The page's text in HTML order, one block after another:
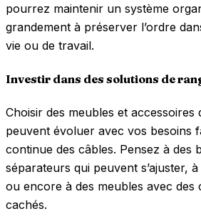
pourrez maintenir un système
grandement à préserver l’ordre
vie ou de travail.
Investir dans des solutions de
Choisir des meubles et accessoires
peuvent évoluer avec vos besoins
continue des câbles. Pensez à des
séparateurs qui peuvent s’ajuster,
ou encore à des meubles avec des
cachés.